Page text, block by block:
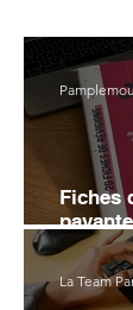
Fiches
La Team